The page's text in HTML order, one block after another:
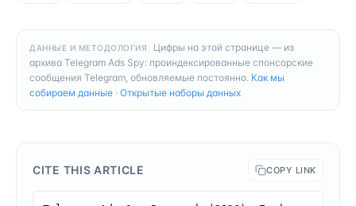
ДАННЫЕ И МЕТОДОЛОГИЯ
Цифры на этой странице — из
архива Telegram Ads Spy: проиндексированные спонсорские
сообщения Telegram, обновляемые постоянно. Как мы
собираем данные · Открытые наборы данных
CITE THIS ARTICLE COPY LINK